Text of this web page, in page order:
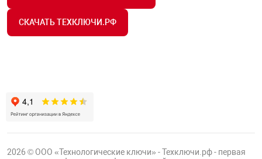
СКАЧАТЬ ТЕХКЛЮЧИ.РФ
2026 © ООО «Технологические ключи» - Техключи.рф - первая